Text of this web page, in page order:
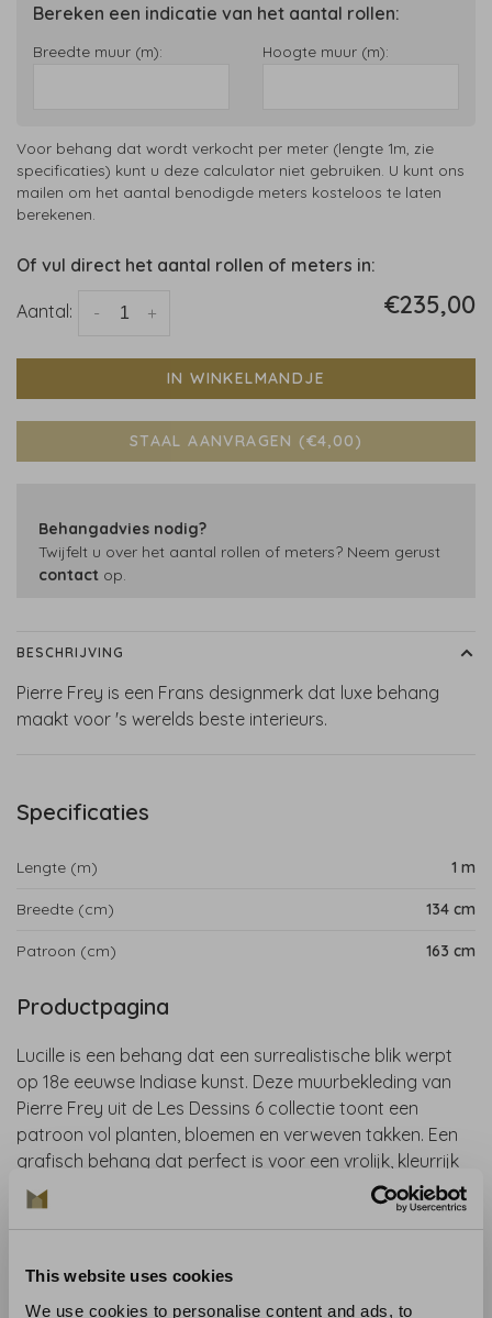
This website uses cookies
We use cookies to personalise content and ads, to
Bereken een indicatie van het aantal rollen:
Breedte muur (m): Hoogte muur (m):
Voor behang dat wordt verkocht per meter (lengte 1m, zie
specificaties) kunt u deze calculator niet gebruiken. U kunt ons
mailen om het aantal benodigde meters kosteloos te laten
berekenen.
Of vul direct het aantal rollen of meters in:
Aantal: +
- €235,00
IN WINKELMANDJE
STAAL AANVRAGEN (€4,00)
Behangadvies nodig?
Twijfelt u over het aantal rollen of meters? Neem gerust
contact op.
BESCHRIJVING
Pierre Frey is een Frans designmerk dat luxe behang
maakt voor 's werelds beste interieurs.
Specificaties
Lengte (m) 1 m
Breedte (cm) 134 cm
Patroon (cm) 163 cm
Productpagina
Lucille is een behang dat een surrealistische blik werpt
op 18e eeuwse Indiase kunst. Deze muurbekleding van
Pierre Frey uit de Les Dessins 6 collectie toont een
patroon vol planten, bloemen en verweven takken. Een
grafisch behang dat perfect is voor een vrolijk, kleurrijk
en artistiek interieur.
behangwinkel of bestel een staal.